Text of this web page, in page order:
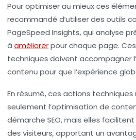
Pour optimiser au mieux ces
recommandé d’utiliser des outils
PageSpeed Insights, qui analyse
à améliorerpour chaque page.
techniques doivent accompagner
contenu pour que l’expérience
En résumé, ces actions
seulement l’optimisation de
démarche SEO, mais elles
des visiteurs, apportant un